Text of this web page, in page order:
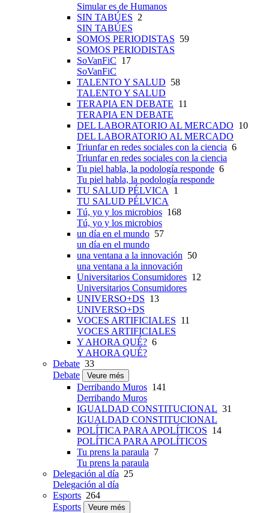
Simular es de Humanos
SIN TABÚES 2
SIN TABÚES
SOMOS PERIODISTAS 59
SOMOS PERIODISTAS
SoVanFiC 17
SoVanFiC
TALENTO Y SALUD 58
TALENTO Y SALUD
TERAPIA EN DEBATE 11
TERAPIA EN DEBATE
DEL LABORATORIO AL MERCADO 10
DEL LABORATORIO AL MERCADO
Triunfar en redes sociales con la ciencia 6
Triunfar en redes sociales con la ciencia
Tu piel habla, la podología responde 6
Tu piel habla, la podología responde
TU SALUD PÉLVICA
1
TU SALUD PÉLVICA
Tú, yo y los microbios 168
Tú, yo y los microbios
un día en el mundo 57
un día en el mundo
una ventana a la innovación 50
una ventana a la innovación
Universitarios Consumidores 12
Universitarios Consumidores
UNIVERSO+DS 13
UNIVERSO+DS
VOCES ARTIFICIALES 11
VOCES ARTIFICIALES
Y AHORA QUÉ? 6
Y AHORA QUÉ?
Debate 33
Debate
Veure més
Derribando Muros 141
Derribando Muros
IGUALDAD CONSTITUCIONAL 31
IGUALDAD CONSTITUCIONAL
POLÍTICA PARA APOLÍTICOS 14
POLÍTICA PARA APOLÍTICOS
Tu prens la paraula 7
Tu prens la paraula
Delegación al día 25
Delegación al día
Esports 264
Esports
Veure més